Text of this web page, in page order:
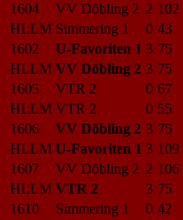
1604
VV Döbling 2 2 102
HLLM Simmering 1 0 43
1602
U-Favoriten 1 3 75
HLLM VV Döbling 2 3 75
1605
VTR 2 0 67
HLLM VTR 2 0 55
1606
VV Döbling 2 3 75
HLLM U-Favoriten 1 3 109
1607
VV Döbling 2 2 106
HLLM VTR 2 3 75
1610
Simmering 1 0 42